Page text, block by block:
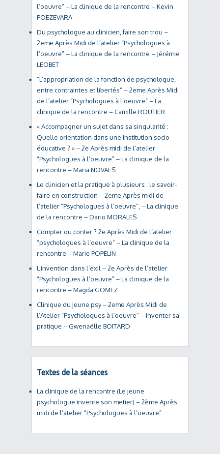
l’oeuvre” – La clinique de la rencontre – Kevin
POEZEVARA
Du psychologue au clinicien, faire son trou –
2eme Après Midi de l’atelier “Psychologues à
l’oeuvre” – La clinique de la rencontre – Jérémie
LEOBET
“L’appropriation de la fonction de psychologue,
entre contraintes et libertés” – 2eme Après Midi
de l’atelier “Psychologues à l’oeuvre” – La
clinique de la rencontre – Camille ROUTIER
« Accompagner un sujet dans sa singularité :
Quelle orientation dans une institution socio-
éducative ? » – 2e Après midi de l’atelier
“Psychologues à l’oeuvre” – La clinique de la
rencontre – Maria NOVAES
Le clinicien et la pratique à plusieurs : le savoir-
faire en construction – 2eme Après midi de
l’atelier “Psychologues à l’oeuvre”, – La clinique
de la rencontre – Dario MORALES
Compter ou conter ? 2e Après Midi de l’atelier
“psychologues à l’oeuvre” – La clinique de la
rencontre – Marie POPELIN
L’invention dans l’exil – 2e Après de l’atelier
“Psychologues à l’oeuvre” – La clinique de la
rencontre – Magda GOMEZ
Clinique du jeune psy – 2eme Après Midi de
l’Atelier “Psychologues à l’oeuvre” – Inventer sa
pratique – Gwenaëlle BOITARD
Textes de la séances
La clinique de la rencontre (Le jeune
psychologue invente son metier) – 2ème Après
midi de l’atelier “Psychologues à l’oeuvre”